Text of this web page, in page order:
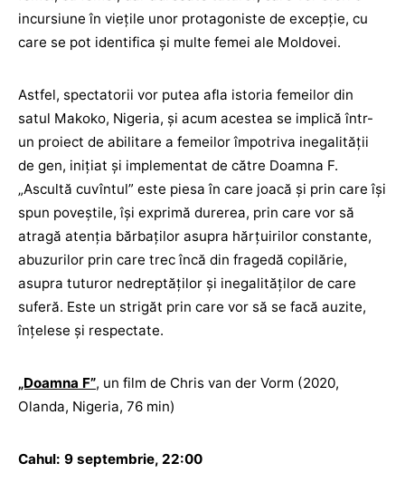
incursiune în viețile unor protagoniste de excepție, cu
care se pot identifica și multe femei ale Moldovei.
Astfel, spectatorii vor putea afla istoria femeilor din
satul Makoko, Nigeria, și acum acestea se implică într-
un proiect de abilitare a femeilor împotriva inegalității
de gen, inițiat și implementat de către Doamna F.
„Ascultă cuvîntul” este piesa în care joacă și prin care își
spun poveștile, își exprimă durerea, prin care vor să
atragă atenția bărbaților asupra hărțuirilor constante,
abuzurilor prin care trec încă din fragedă copilărie,
asupra tuturor nedreptăților și inegalităților de care
suferă. Este un strigăt prin care vor să se facă auzite,
înțelese și respectate.
„Doamna F”, un film de Chris van der Vorm (2020,
Olanda, Nigeria, 76 min)
Cahul: 9 septembrie, 22:00